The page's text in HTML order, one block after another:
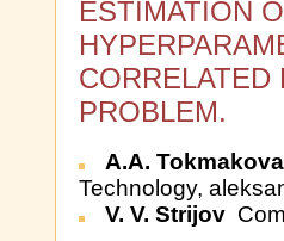
ESTIMATION
CORRELATED
PROBLEM.
A.A.
Technology,
V. V. Strijov